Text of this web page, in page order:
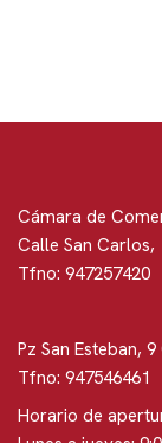
Cámara de
Calle San Carlos,
Tfno: 947257420
Pz San Esteban,
Tfno: 947546461
Horario de